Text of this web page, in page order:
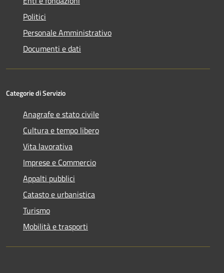
Politici
Personale Amministrativo
Documenti e dati
Categorie di Servizio
Anagrafe e stato civile
Cultura e tempo libero
Vita lavorativa
Imprese e Commercio
Appalti pubblici
Catasto e urbanistica
Turismo
Mobilità e trasporti